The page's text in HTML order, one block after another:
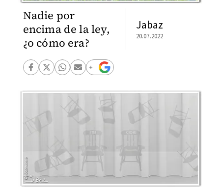
Nadie por
encima de la ley,
¿o cómo era?
Jabaz
20.07.2022